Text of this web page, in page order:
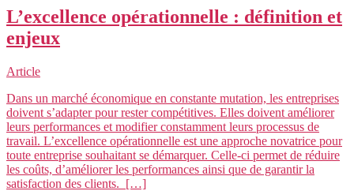
L’excellence opérationnelle : définition et
enjeux
Article
Dans un marché économique en constante mutation, les entreprises
doivent s’adapter pour rester compétitives. Elles doivent améliorer
leurs performances et modifier constamment leurs processus de
travail. L’excellence opérationnelle est une approche novatrice pour
toute entreprise souhaitant se démarquer. Celle-ci permet de réduire
les coûts, d’améliorer les performances ainsi que de garantir la
satisfaction des clients. […]